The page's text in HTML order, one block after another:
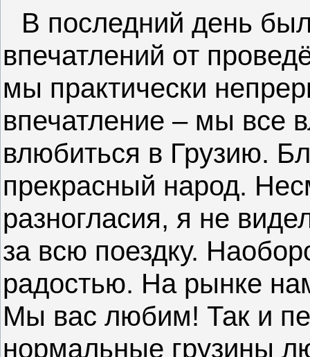
В последний день
впечатлений от
мы практически
впечатление – мы все
влюбиться в Грузию.
прекрасный народ.
разногласия, я не
за всю поездку.
радостью. На рынке
Мы вас любим! Так и
нормальные грузины